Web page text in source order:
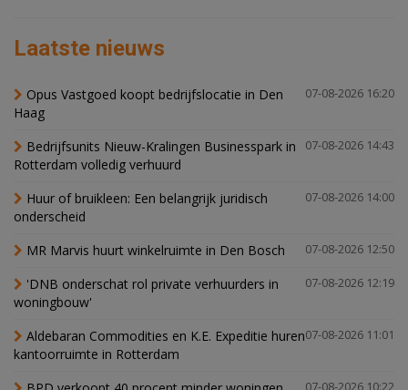
Laatste nieuws
07-08-2026 16:20
Opus Vastgoed koopt bedrijfslocatie in Den
Haag
07-08-2026 14:43
Bedrijfsunits Nieuw-Kralingen Businesspark in
Rotterdam volledig verhuurd
07-08-2026 14:00
Huur of bruikleen: Een belangrijk juridisch
onderscheid
07-08-2026 12:50
MR Marvis huurt winkelruimte in Den Bosch
07-08-2026 12:19
'DNB onderschat rol private verhuurders in
woningbouw'
07-08-2026 11:01
Aldebaran Commodities en K.E. Expeditie huren
kantoorruimte in Rotterdam
07-08-2026 10:22